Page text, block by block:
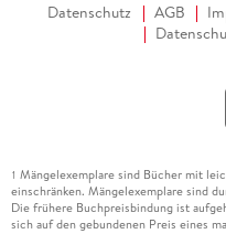
Datenschutz AGB
1 Mängelexemplare sind Bücher mit
einschränken. Mängelexemplare sind
Die frühere Buchpreisbindung ist
sich auf den gebundenen Preis eines